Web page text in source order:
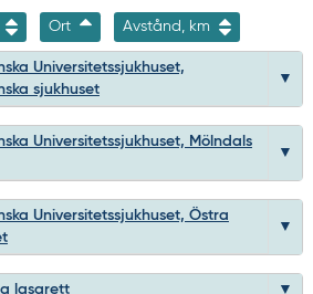
Ort Avstånd, km
Universitetssjukhuset,
sjukhuset
Universitetssjukhuset, Mölndals
Universitetssjukhuset, Östra
lasarett